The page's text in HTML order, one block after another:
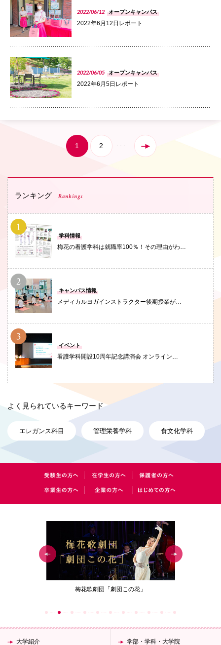
お問い合わせ
BCCS 梅花メール 入学前プログラム
2022/06/12 オープンキャンパス
2022年6月12日レポート
2022/06/05 オープンキャンパス
2022年6月5日レポート
1 2
ランキング Rankings
学科情報
梅花の看護学科は就職率100％！その理由がわ…
キャンパス情報
メディカルヨガインストラクター後期授業が…
イベント
看護学科開設10周年記念講演会 オンライン…
よく見られているキーワード
エレガンス科目 管理栄養学科 食文化学科
女性が生涯働き続けることのできる資格取得
大学紹介 学部・学科・大学院